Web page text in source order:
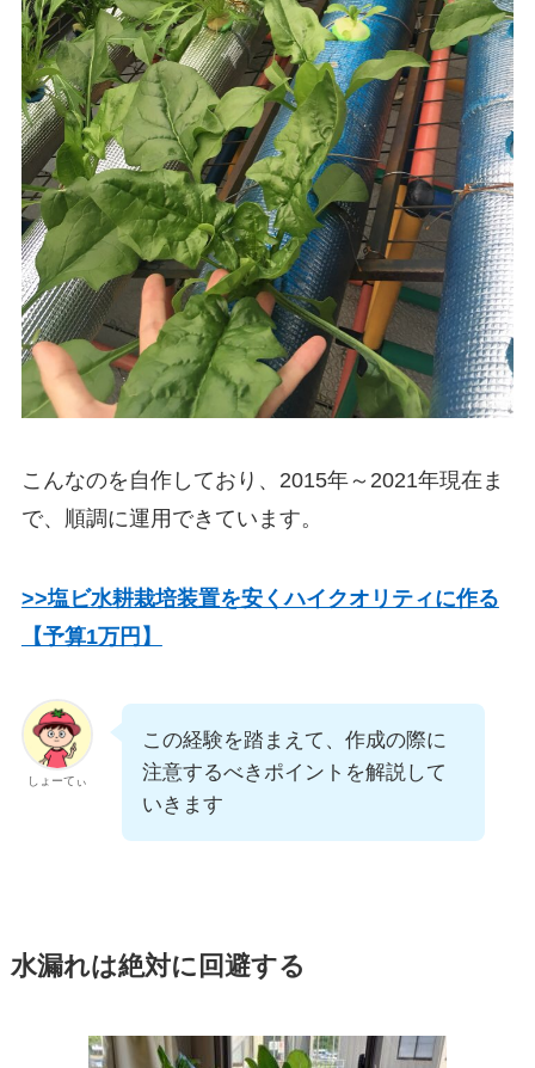
こんなのを自作しており、2015年～2021年現在ま
で、順調に運用できています。
>>塩ビ水耕栽培装置を安くハイクオリティに作る
【予算1万円】
しょーてぃ
この経験を踏まえて、作成の際に
注意するべきポイントを解説して
いきます
水漏れは絶対に回避する